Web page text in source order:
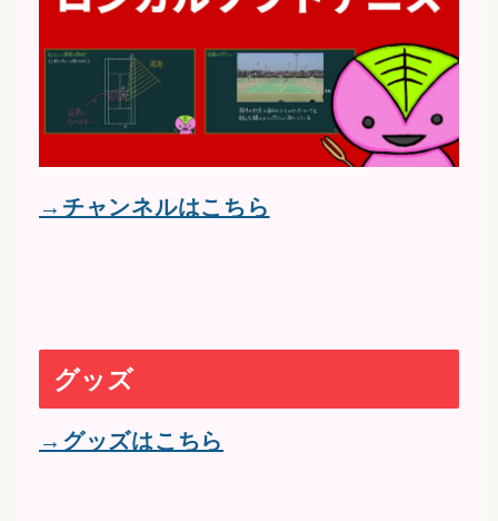
→チャンネルはこちら
グッズ
→グッズはこちら